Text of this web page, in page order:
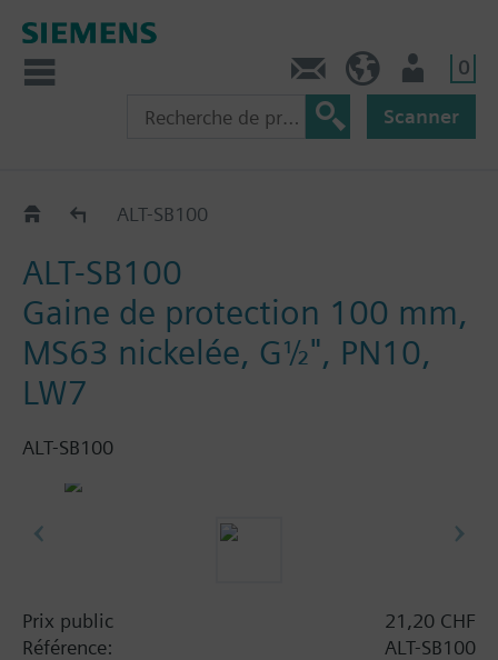
0
Scanner
Gaines de protection pour RAK--T et RAK--S
ALT-SB100
ALT-SB100
Gaine de protection 100 mm,
MS63 nickelée, G½", PN10,
LW7
ALT-SB100
Prix public
21,20 CHF
Référence:
ALT-SB100